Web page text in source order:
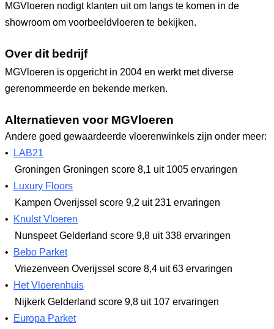
MGVloeren nodigt klanten uit om langs te komen in de
showroom om voorbeeldvloeren te bekijken.
Over dit bedrijf
MGVloeren is opgericht in 2004 en werkt met diverse
gerenommeerde en bekende merken.
Alternatieven voor MGVloeren
Andere goed gewaardeerde vloerenwinkels zijn onder meer:
•
LAB21
Groningen Groningen score 8,1 uit 1005 ervaringen
•
Luxury Floors
Kampen Overijssel score 9,2 uit 231 ervaringen
•
Knulst Vloeren
Nunspeet Gelderland score 9,8 uit 338 ervaringen
•
Bebo Parket
Vriezenveen Overijssel score 8,4 uit 63 ervaringen
•
Het Vloerenhuis
Nijkerk Gelderland score 9,8 uit 107 ervaringen
•
Europa Parket